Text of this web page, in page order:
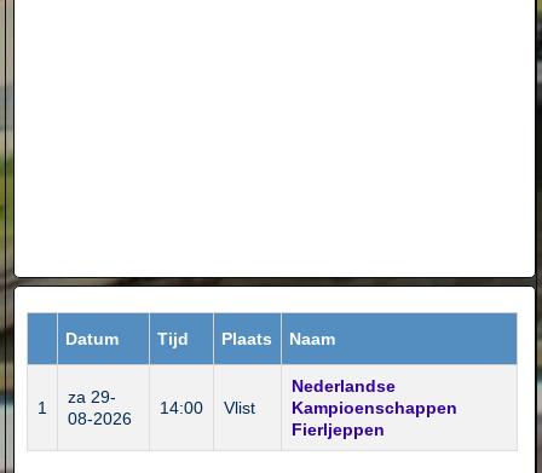
Datum Tijd Plaats Naam
1
za 29-
08-2026
14:00 Vlist
Nederlandse
Kampioenschappen
Fierljeppen